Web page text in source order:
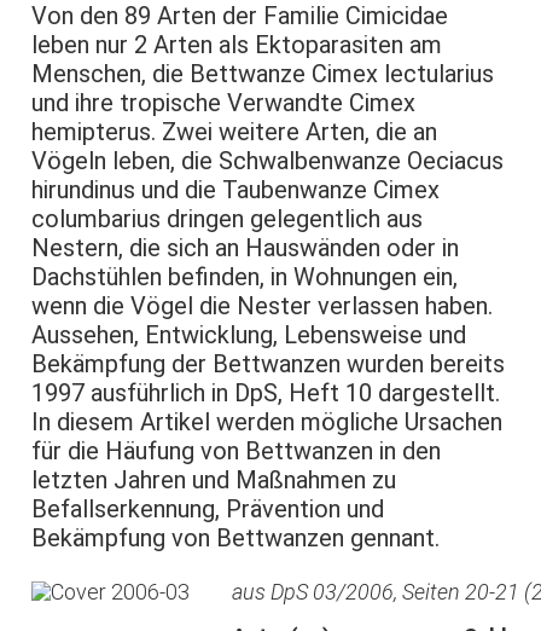
Von den 89 Arten der Familie Cimicidae
leben nur 2 Arten als Ektoparasiten am
Menschen, die Bettwanze Cimex lectularius
und ihre tropische Verwandte Cimex
hemipterus. Zwei weitere Arten, die an
Vögeln leben, die Schwalbenwanze Oeciacus
hirundinus und die Taubenwanze Cimex
columbarius dringen gelegentlich aus
Nestern, die sich an Hauswänden oder in
Dachstühlen befinden, in Wohnungen ein,
wenn die Vögel die Nester verlassen haben.
Aussehen, Entwicklung, Lebensweise und
Bekämpfung der Bettwanzen wurden bereits
1997 ausführlich in DpS, Heft 10 dargestellt.
In diesem Artikel werden mögliche Ursachen
für die Häufung von Bettwanzen in den
letzten Jahren und Maßnahmen zu
Befallserkennung, Prävention und
Bekämpfung von Bettwanzen gennant.
aus DpS 03/2006, Seiten 20-21